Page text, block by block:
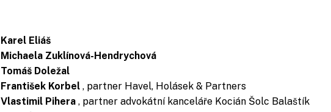
Karel Eliáš
Michaela Zuklínová-Hendrychová
Tomáš Doležal
František Korbel , partner Havel, Holásek & Partners
Vlastimil Pihera , partner advokátní kanceláře Kocián Šolc Balaštík